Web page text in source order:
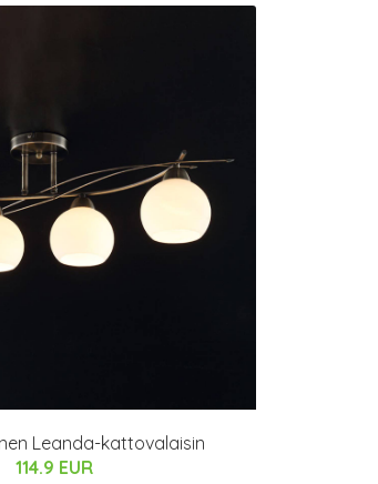
Leanda-kattovalaisin
114.9 EUR